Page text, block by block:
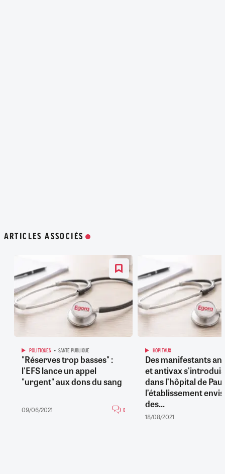
ARTICLES ASSOCIÉS
POLITIQUES SANTÉ PUBLIQUE
"Réserves trop basses" :
l'EFS lance un appel
"urgent" aux dons du sang
09/06/2021 0
HÔPITAUX
Des manifestants
et antivax
dans l’hôpital de Pau,
l’établissement
des...
18/08/2021